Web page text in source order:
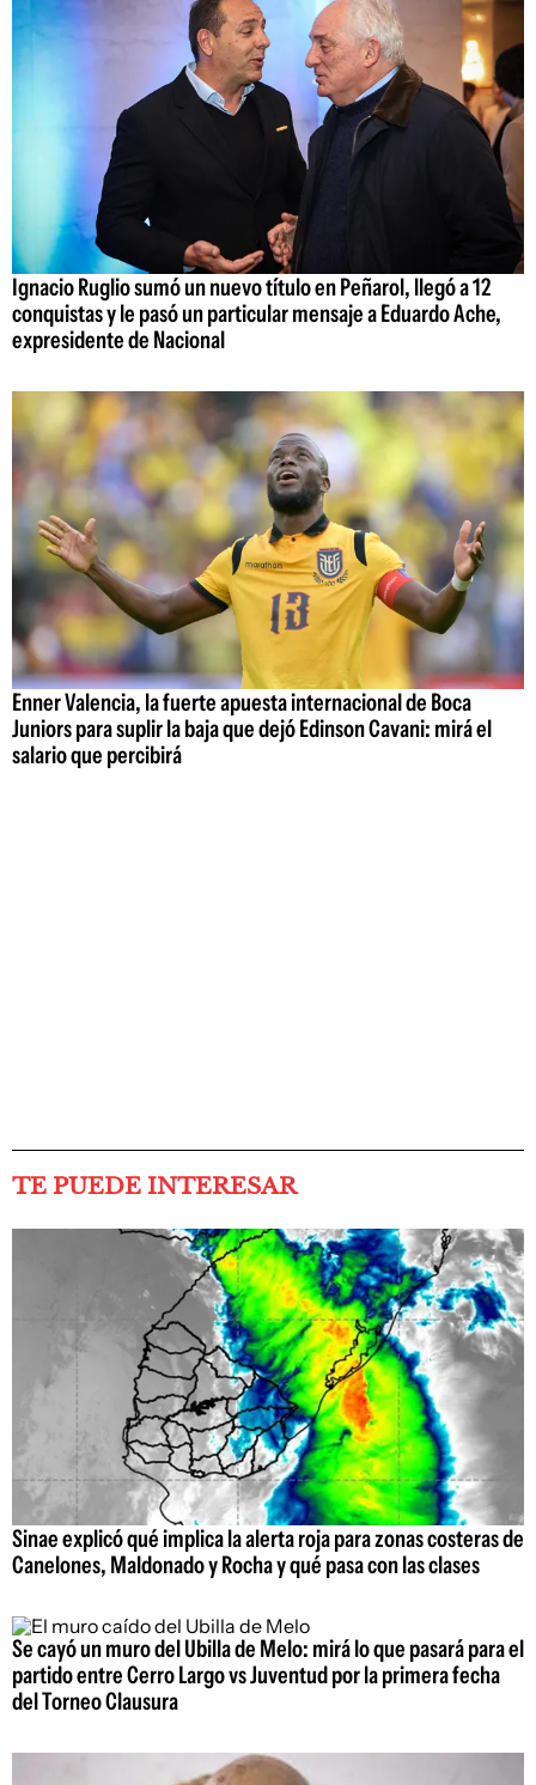
Ignacio Ruglio sumó un nuevo título en Peñarol, llegó a 12
conquistas y le pasó un particular mensaje a Eduardo Ache,
expresidente de Nacional
Enner Valencia, la fuerte apuesta internacional de Boca
Juniors para suplir la baja que dejó Edinson Cavani: mirá el
salario que percibirá
TE PUEDE INTERESAR
Sinae explicó qué implica la alerta roja para zonas costeras de
Canelones, Maldonado y Rocha y qué pasa con las clases
Se cayó un muro del Ubilla de Melo: mirá lo que pasará para el
partido entre Cerro Largo vs Juventud por la primera fecha
del Torneo Clausura